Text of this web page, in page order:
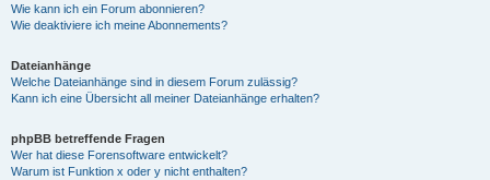
Wie kann ich ein Forum abonnieren?
Wie deaktiviere ich meine Abonnements?
Dateianhänge
Welche Dateianhänge sind in diesem Forum zulässig?
Kann ich eine Übersicht all meiner Dateianhänge erhalten?
phpBB betreffende Fragen
Wer hat diese Forensoftware entwickelt?
Warum ist Funktion x oder y nicht enthalten?